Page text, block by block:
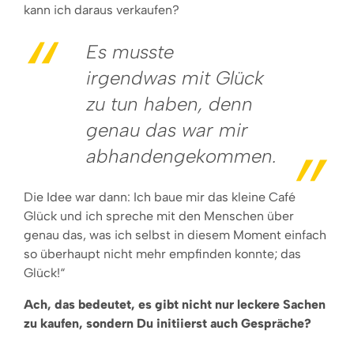
kann ich daraus verkaufen?
Es musste
irgendwas mit Glück
zu tun haben, denn
genau das war mir
abhandengekommen.
Die Idee war dann: Ich baue mir das kleine Café
Glück und ich spreche mit den Menschen über
genau das, was ich selbst in diesem Moment einfach
so überhaupt nicht mehr empfinden konnte; das
Glück!“
Ach, das bedeutet, es gibt nicht nur leckere Sachen
zu kaufen, sondern Du initiierst auch Gespräche?